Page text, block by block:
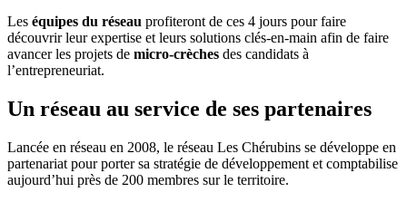
Les équipes du réseau profiteront de ces 4 jours pour faire
découvrir leur expertise et leurs solutions clés-en-main afin de faire
avancer les projets de micro-crèches des candidats à
l’entrepreneuriat.
Un réseau au service de ses partenaires
Lancée en réseau en 2008, le réseau Les Chérubins se développe en
partenariat pour porter sa stratégie de développement et comptabilise
aujourd’hui près de 200 membres sur le territoire.